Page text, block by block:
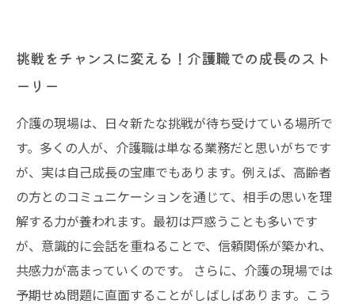
挑戦をチャンスに変える！介護職での成長のスト
ーリー
介護の現場は、日々新たな挑戦が待ち受けている場所で
す。多くの人が、介護職は単なる業務だと思いがちです
が、実は自己成長の宝庫でもあります。例えば、高齢者
の方とのコミュニケーションを通じて、相手の思いを理
解する力が養われます。最初は戸惑うことも多いです
が、意識的に会話を重ねることで、信頼関係が築かれ、
共感力が高まっていくのです。 さらに、介護の現場では
予期せぬ問題に直面することがしばしばあります。こう